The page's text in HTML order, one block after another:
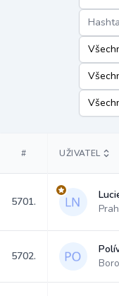
# UŽIVATEL
5701.
5702.